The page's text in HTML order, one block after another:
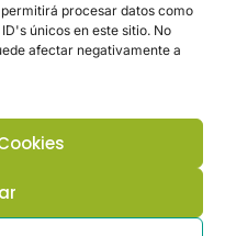
procesar datos como
únicos en este sitio. No
afectar negativamente a